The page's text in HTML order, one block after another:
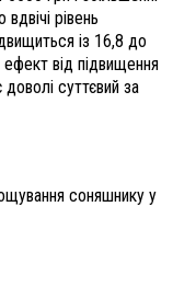
рівень
із 16,8 до
від підвищення
суттєвий за
соняшнику у